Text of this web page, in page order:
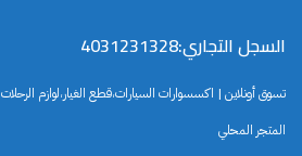
السجل التجاري:4031231328
تسوق أونلاين | اكسسوارات السيارات،قطع الغيار،لوازم الرحلات
المتجر المحلي